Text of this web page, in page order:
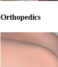
Orthopedics